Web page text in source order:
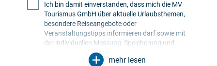
Ich bin damit einverstanden, dass mich die MV
Tourismus GmbH über aktuelle Urlaubsthemen,
besondere Reiseangebote oder
Veranstaltungstipps informieren darf sowie mit
der individuellen Messung, Speicherung und
Auswertung von Öffnungs- und Klickraten in
Empfängerprofilen zu Zwecken der Gestaltung
mehr lesen